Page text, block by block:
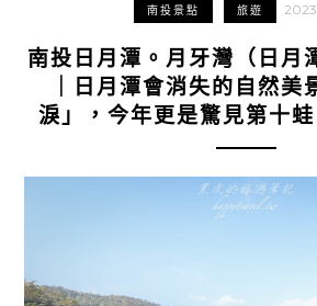
南投景點 旅遊
南投日月潭。月牙灣（日月
｜日月潭會消失的自然美
淚」，今年更是驚見第十